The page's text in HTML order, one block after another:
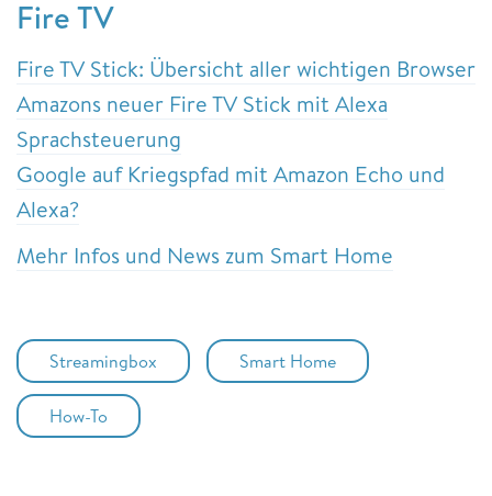
Fire TV
Fire TV Stick: Übersicht aller wichtigen Browser
Amazons neuer Fire TV Stick mit Alexa
Sprachsteuerung
Google auf Kriegspfad mit Amazon Echo und
Alexa?
Mehr Infos und News zum Smart Home
Streamingbox Smart Home
How-To